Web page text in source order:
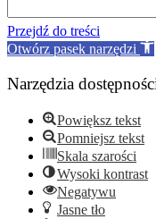
Przejdź do treści
Otwórz pasek narzędzi
Narzędzia
Powiększ tekst
Pomniejsz tekst
Skala szarości
Wysoki kontrast
Negatywu
Jasne tło